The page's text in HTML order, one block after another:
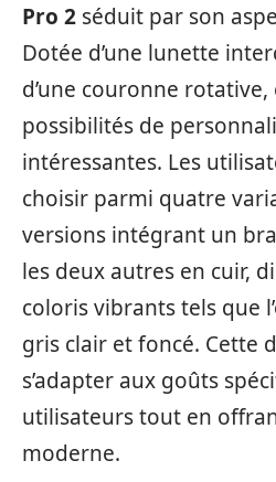
Pro 2 séduit par son
Dotée d’une lunette
d’une couronne
possibilités de
intéressantes. Les
choisir parmi quatre
versions intégrant un
les deux autres en cuir,
coloris vibrants tels que
gris clair et foncé. Cette
s’adapter aux goûts
utilisateurs tout en
moderne.